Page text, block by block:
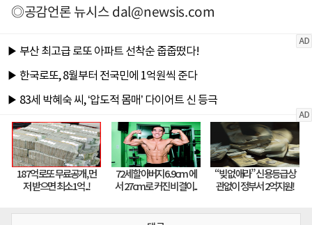
◎공감언론 뉴시스dal@newsis.com